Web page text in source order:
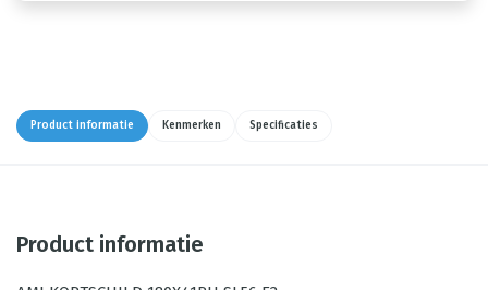
Product informatie Kenmerken Specificaties
Product informatie